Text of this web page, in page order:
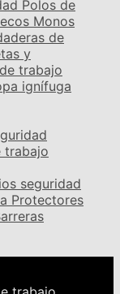
Polos de
Monos
de
y
trabajo
ignífuga
trabajo
seguridad
Protectores